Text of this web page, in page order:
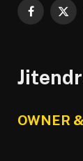
Facebook
X
OWNER